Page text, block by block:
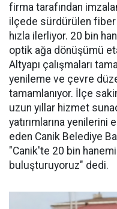
firma tarafından
ilçede sürdürülen fiber
hızla ilerliyor. 20 bin
optik ağa dönüşümü
Altyapı çalışmaları
yenileme ve çevre
tamamlanıyor. İlçe
uzun yıllar hizmet
yatırımlarına
eden Canik Belediye
"Canik'te 20 bin
buluşturuyoruz" dedi.